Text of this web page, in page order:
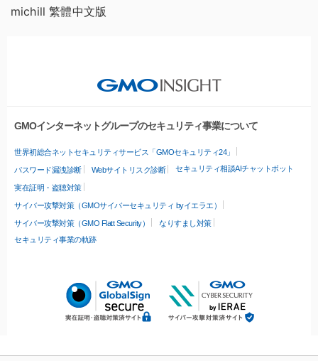
michill 繁體中文版
GMOインターネットグループのセキュリティ事業について
世界初総合ネットセキュリティサービス「GMOセキュリティ24」
パスワード漏洩診断 Webサイトリスク診断 セキュリティ相談AIチャットボット
実在証明・盗聴対策
サイバー攻撃対策（GMOサイバーセキュリティ byイエラエ）
サイバー攻撃対策（GMO Flatt Security）
なりすまし対策
セキュリティ事業の軌跡